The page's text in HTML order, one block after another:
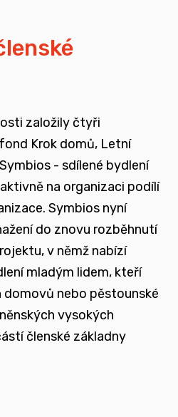
nevládního sektoru v
činnosti, která
legislativy a systému
sílu hlasu těch, kteří
biologické rodiny
vést kontruktivní debaty
systému péče o
a osvětu nejen u
založily čtyři
Krok domů, Letní
- sdílené bydlení
na organizaci podílí
Symbios nyní
do znovu rozběhnutí
v němž nabízí
mladým lidem, kteří
nebo pěstounské
vysokých
členské základny